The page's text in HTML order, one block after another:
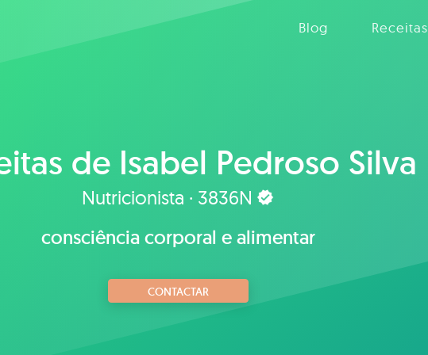
Blog Receitas
de Isabel Pedroso Silva
Nutricionista · 3836N
consciência corporal e alimentar
CONTACTAR